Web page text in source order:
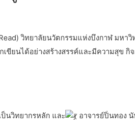
วิทยาลัยนวัตกรรมแห่งบึงกาฬ มหาวิ
ขียนได้อย่างสร้างสรรค์และมีความสุข
นวิทยากรหลัก และ
อาจารย์ปิ่นทอง